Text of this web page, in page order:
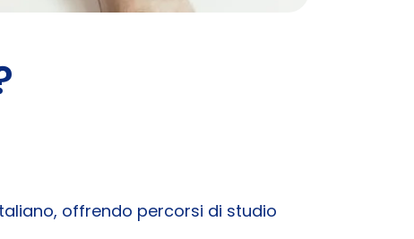
offrendo percorsi di studio